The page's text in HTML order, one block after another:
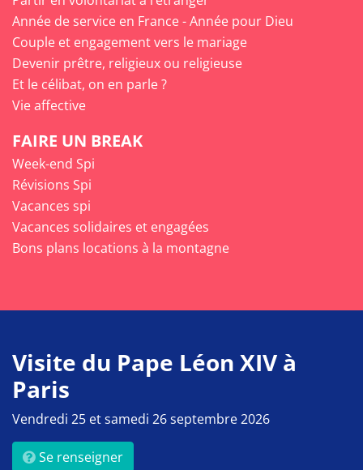
Année de service en France - Année pour Dieu
Couple et engagement vers le mariage
Devenir prêtre, religieux ou religieuse
Et le célibat, on en parle ?
Vie affective
FAIRE UN BREAK
Week-end Spi
Révisions Spi
Vacances spi
Vacances solidaires et engagées
Bons plans locations à la montagne
Visite du Pape Léon XIV à
Paris
Vendredi 25 et samedi 26 septembre 2026
Se renseigner